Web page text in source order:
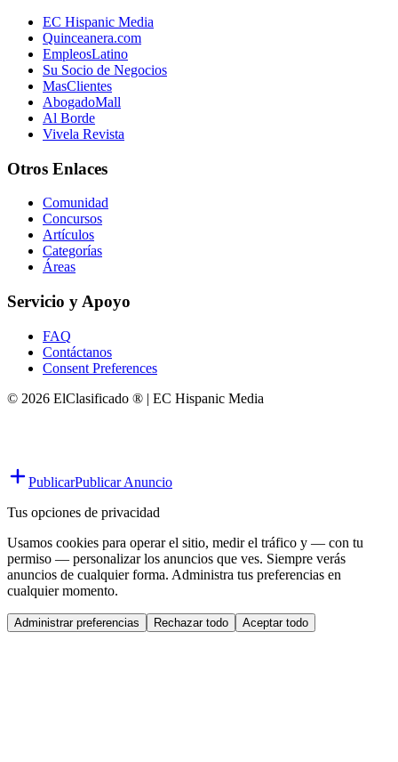
EC Hispanic Media
Quinceanera.com
EmpleosLatino
Su Socio de Negocios
MasClientes
AbogadoMall
Al Borde
Vivela Revista
Otros Enlaces
Comunidad
Concursos
Artículos
Categorías
Áreas
Servicio y Apoyo
FAQ
Contáctanos
Consent Preferences
© 2026 ElClasificado ® | EC Hispanic Media
PublicarPublicar Anuncio
Tus opciones de privacidad
Usamos cookies para operar el sitio, medir el tráfico y — con tu
permiso — personalizar los anuncios que ves. Siempre verás
anuncios de cualquier forma. Administra tus preferencias en
cualquier momento.
Administrar preferencias Rechazar todo Aceptar todo